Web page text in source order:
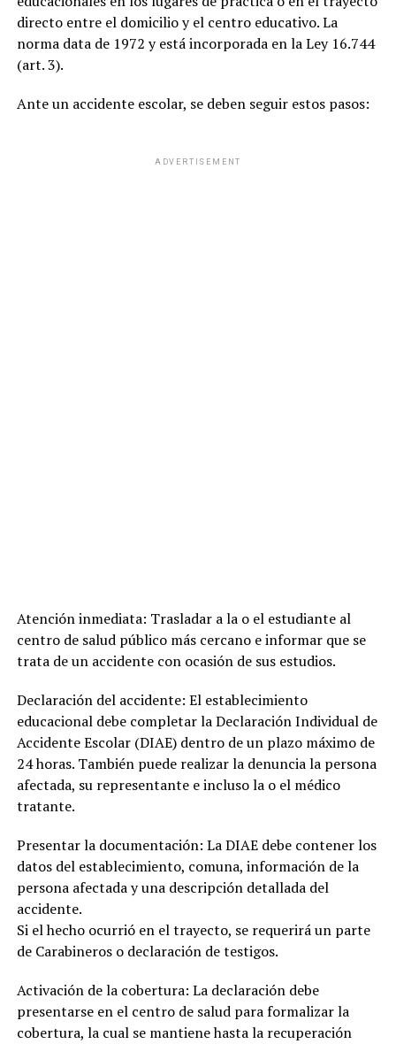
directo entre el domicilio y el centro educativo. La
norma data de 1972 y está incorporada en la Ley 16.744
(art. 3).
Ante un accidente escolar, se deben seguir estos pasos:
ADVERTISEMENT
Atención inmediata: Trasladar a la o el estudiante al
centro de salud público más cercano e informar que se
trata de un accidente con ocasión de sus estudios.
Declaración del accidente: El establecimiento
educacional debe completar la Declaración Individual de
Accidente Escolar (DIAE) dentro de un plazo máximo de
24 horas. También puede realizar la denuncia la persona
afectada, su representante e incluso la o el médico
tratante.
Presentar la documentación: La DIAE debe contener los
datos del establecimiento, comuna, información de la
persona afectada y una descripción detallada del
accidente.
Si el hecho ocurrió en el trayecto, se requerirá un parte
de Carabineros o declaración de testigos.
Activación de la cobertura: La declaración debe
presentarse en el centro de salud para formalizar la
cobertura, la cual se mantiene hasta la recuperación